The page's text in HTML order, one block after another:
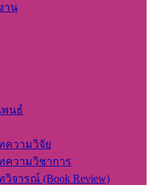
าน
พนธ์
ความวิจัย
ความวิชาการ
จารณ์ (Book Review)